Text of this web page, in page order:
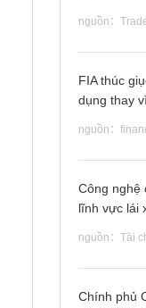
nguồn：
FIA thúc
dụng thay
nguồn：
Công nghệ
lĩnh vực lái
nguồn：Tài
Chính phủ